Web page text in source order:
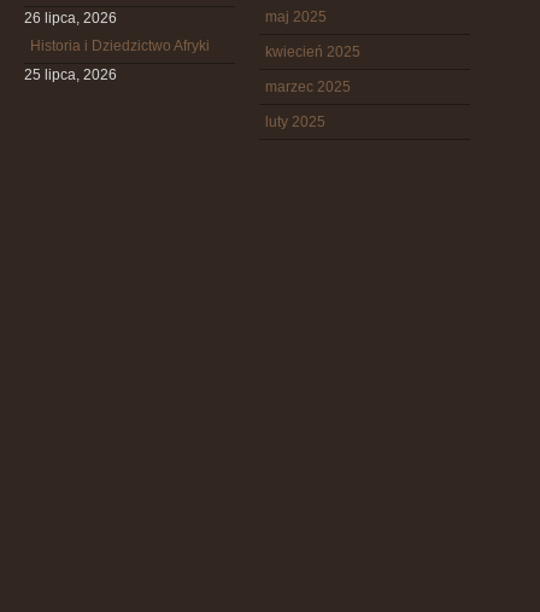
26 lipca, 2026
Historia i Dziedzictwo Afryki
25 lipca, 2026
maj 2025
kwiecień 2025
marzec 2025
luty 2025